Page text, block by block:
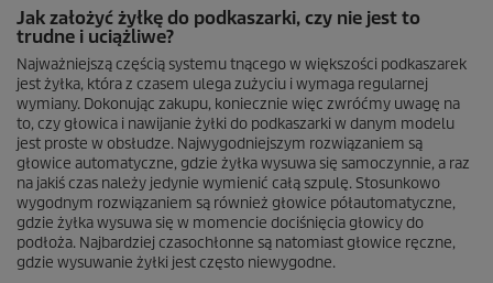
Jak założyć żyłkę do podkaszarki, czy nie jest to
trudne i uciążliwe?
Najważniejszą częścią systemu tnącego w większości podkaszarek
jest żyłka, która z czasem ulega zużyciu i wymaga regularnej
wymiany. Dokonując zakupu, koniecznie więc zwróćmy uwagę na
to, czy głowica i nawijanie żyłki do podkaszarki w danym modelu
jest proste w obsłudze. Najwygodniejszym rozwiązaniem są
głowice automatyczne, gdzie żyłka wysuwa się samoczynnie, a raz
na jakiś czas należy jedynie wymienić całą szpulę. Stosunkowo
wygodnym rozwiązaniem są również głowice półautomatyczne,
gdzie żyłka wysuwa się w momencie dociśnięcia głowicy do
podłoża. Najbardziej czasochłonne są natomiast głowice ręczne,
gdzie wysuwanie żyłki jest często niewygodne.